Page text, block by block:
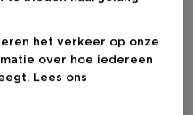
het verkeer op onze
over hoe iedereen
Lees ons